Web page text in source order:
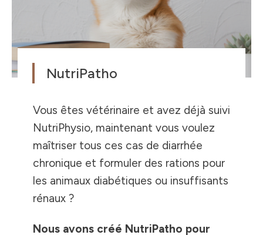
NutriPatho
Vous êtes vétérinaire et avez déjà suivi
NutriPhysio, maintenant vous voulez
maîtriser tous ces cas de diarrhée
chronique et formuler des rations pour
les animaux diabétiques ou insuffisants
rénaux ?
Nous avons créé NutriPatho pour